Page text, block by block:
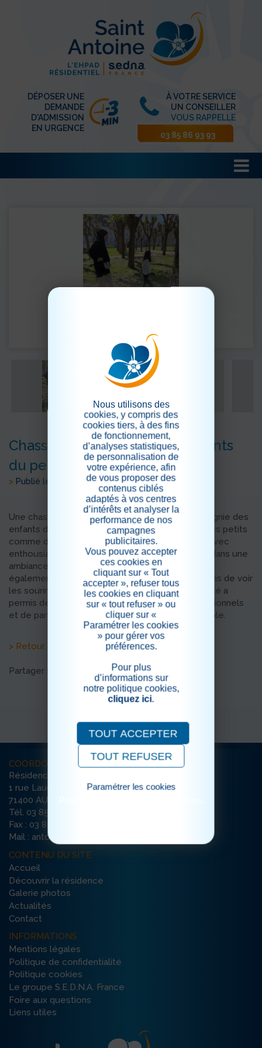
DÉPOSER UNE
DEMANDE
D'ADMISSION
EN URGENCE
À VOTRE SERVICE
UN CONSEILLER
VOUS RAPPELLE
03 85 86 93 93
Chasse aux œufs avec les enfants
du personnel
> Publié le 23/04/2026
Une chasse aux œufs a été organisée en compagnie des
enfants du personnel, pour le plus grand plaisir des petits
comme des grands. Les enfants se sont lancés avec
enthousiasme à la recherche des œufs cachés, dans une
ambiance joyeuse et festive. Les résidents ont
également participé à ce moment de partage, ravis de voir
les sourires et l’énergie des enfants. Cette activité a
permis de créer de beaux échanges intergénérationnels
et de partager un agréable moment tous ensemble.
> Retour aux actualités
Partager sur les réseaux sociaux
COORDONNÉES
Résidence Saint-Antoine
1 rue Lauchien Le Boucher
71400 AUTUN
Tél. 03 85 86 93 93
Fax : 03 85 86 93 94
Mail : antoine-autun@ehpad-sedna.fr
CONTENU DU SITE
Accueil
Découvrir la résidence
Galerie photos
Actualités
Contact
INFORMATIONS
Mentions légales
Politique de confidentialité
Politique cookies
Le groupe S.E.D.N.A. France
Foire aux questions
Liens utiles
Nous utilisons des
cookies, y compris des
cookies tiers, à des fins
de fonctionnement,
d’analyses statistiques,
de personnalisation de
votre expérience, afin
de vous proposer des
contenus ciblés
adaptés à vos centres
d’intérêts et analyser la
performance de nos
campagnes
publicitaires.
Vous pouvez accepter
ces cookies en
cliquant sur « Tout
accepter », refuser tous
les cookies en cliquant
sur « tout refuser » ou
cliquer sur «
Paramétrer les cookies
» pour gérer vos
préférences.
Pour plus
d’informations sur
notre politique cookies,
cliquez ici.
TOUT ACCEPTER
TOUT REFUSER
Paramétrer les cookies